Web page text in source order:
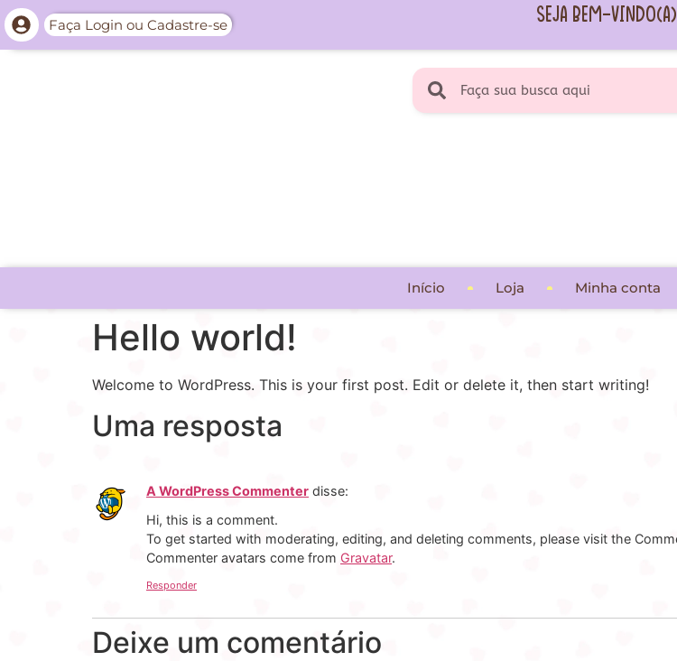
Faça Login ou Cadastre-se Seja Bem-vindo(a)
Início Loja Minha conta
Hello world!
Welcome to WordPress. This is your first post. Edit or delete it, then start writing!
Uma resposta
A WordPress Commenter disse:
Hi, this is a comment.
To get started with moderating, editing, and deleting comments, please visit the
Commenter avatars come from Gravatar.
Responder
Deixe um comentário